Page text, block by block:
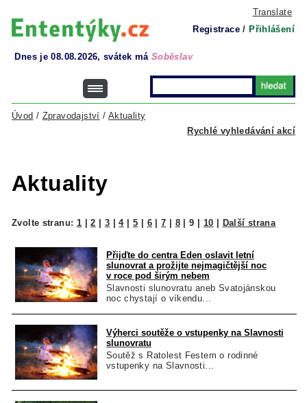
Translate
Registrace / Přihlášení
Dnes je 08.08.2026, svátek má Soběslav
Rychlé vyhledávání akcí
Úvod / Zpravodajství / Aktuality
Aktuality
Zvolte stranu: 1 |2 3 |4| 5 6|7 8|9 10 Další strana
Přijďte do centra Eden oslavit letní
slunovrat a prožijte nejmagičtější noc
v roce pod širým nebem
Slavnosti slunovratu aneb Svatojánskou
noc chystají o víkendu...
Výherci soutěže o vstupenky na Slavnosti
slunovratu
Soutěž s Ratolest Festem o rodinné
vstupenky na Slavnosti...